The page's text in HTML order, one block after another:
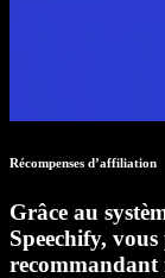
Récompenses d’affiliation
Grâce au
Speechify, vous